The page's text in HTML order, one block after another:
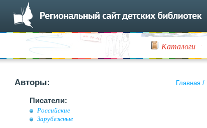
Каталоги
Авторы:
Писатели:
Российские
Зарубежные
Главная /